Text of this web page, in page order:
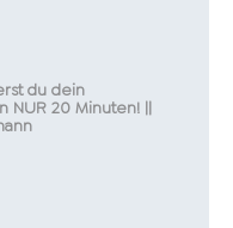
du dein
NUR 20 Minuten! ||